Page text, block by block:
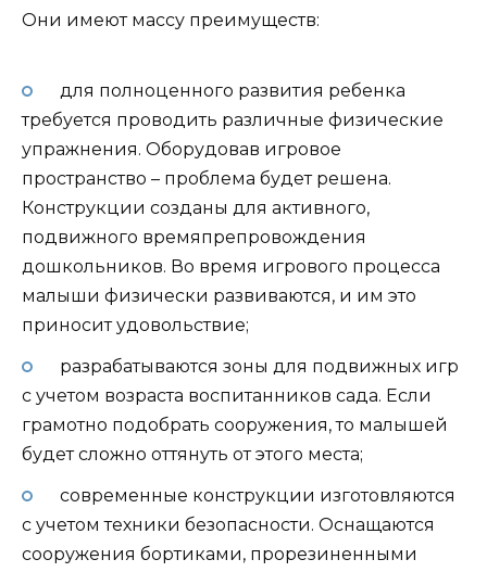
Они имеют массу преимуществ:
для полноценного развития ребенка
требуется проводить различные физические
упражнения. Оборудовав игровое
пространство – проблема будет решена.
Конструкции созданы для активного,
подвижного времяпрепровождения
дошкольников. Во время игрового процесса
малыши физически развиваются, и им это
приносит удовольствие;
разрабатываются зоны для подвижных игр
с учетом возраста воспитанников сада. Если
грамотно подобрать сооружения, то малышей
будет сложно оттянуть от этого места;
современные конструкции изготовляются
с учетом техники безопасности. Оснащаются
сооружения бортиками, прорезиненными